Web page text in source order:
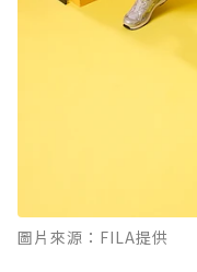
圖片來源：FILA提供